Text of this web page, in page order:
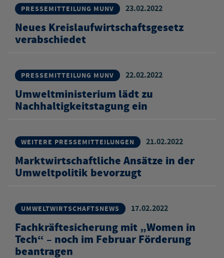
PRESSEMITTEILUNG MUNV 23.02.2022
Neues Kreislaufwirtschaftsgesetz
verabschiedet
PRESSEMITTEILUNG MUNV 22.02.2022
Umweltministerium lädt zu
Nachhaltigkeitstagung ein
WEITERE PRESSEMITTEILUNGEN 21.02.2022
Marktwirtschaftliche Ansätze in der
Umweltpolitik bevorzugt
UMWELTWIRTSCHAFTSNEWS 17.02.2022
Fachkräftesicherung mit „Women in
Tech“ – noch im Februar Förderung
beantragen